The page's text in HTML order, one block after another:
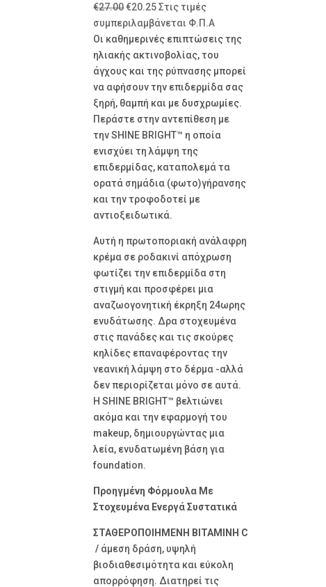
€27.00Original
price
was:
€27.00.
€20.25Η
τρέχουσα
τιμή
είναι:
€20.25.
Στις τιμές
συμπεριλαμβάνεται Φ.Π.Α
Οι καθημερινές επιπτώσεις της
ηλιακής ακτινοβολίας, του
άγχους και της ρύπνασης μπορεί
να αφήσουν την επιδερμίδα σας
ξηρή, θαμπή και με δυσχρωμίες.
Περάστε στην αντεπίθεση με
την SHINE BRIGHT™ η οποία
ενισχύει τη λάμψη της
επιδερμίδας, καταπολεμά τα
ορατά σημάδια (φωτο)γήρανσης
και την τροφοδοτεί με
αντιοξειδωτικά.
Αυτή η πρωτοποριακή ανάλαφρη
κρέμα σε ροδακινί απόχρωση
φωτίζει την επιδερμίδα στη
στιγμή και προσφέρει μια
αναζωογονητική έκρηξη 24ωρης
ενυδάτωσης. Δρα στοχευμένα
στις πανάδες και τις σκούρες
κηλίδες επαναφέροντας την
νεανική λάμψη στο δέρμα -αλλά
δεν περιορίζεται μόνο σε αυτά.
Η SHINE BRIGHT™ βελτιώνει
ακόμα και την εφαρμογή του
makeup, δημιουργώντας μια
λεία, ενυδατωμένη βάση για
foundation.
Προηγμένη Φόρμουλα Με
Στοχευμένα Ενεργά Συστατικά
ΣΤΑΘΕΡΟΠΟΙΗΜΕΝΗ ΒΙΤΑΜΙΝΗ C
/ άμεση δράση, υψηλή
βιοδιαθεσιμότητα και εύκολη
απορρόφηση. Διατηρεί τις